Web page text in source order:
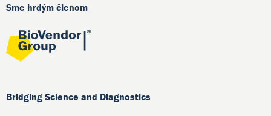
Sme hrdým členom
Bridging Science and Diagnostics